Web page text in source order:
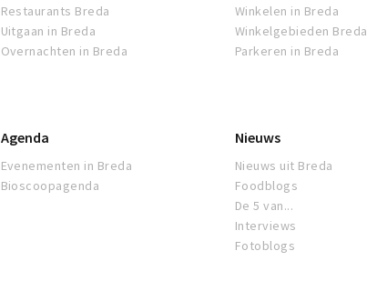
Restaurants Breda
Uitgaan in Breda
Overnachten in Breda
Winkelen in Breda
Winkelgebieden Breda
Parkeren in Breda
Agenda
Evenementen in Breda
Bioscoopagenda
Nieuws
Nieuws uit Breda
Foodblogs
De 5 van...
Interviews
Fotoblogs